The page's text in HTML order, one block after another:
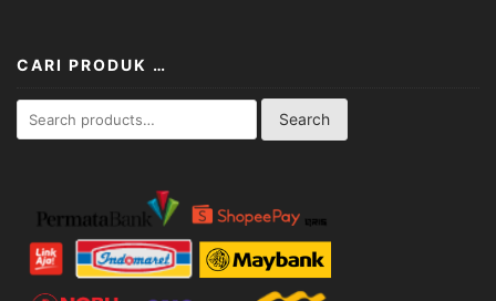
CARI PRODUK …
Search
for:
Search